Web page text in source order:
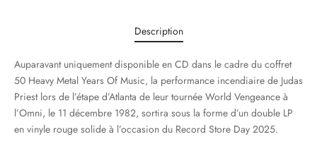
Description
Auparavant uniquement disponible en CD dans le cadre du coffret
50 Heavy Metal Years Of Music, la performance incendiaire de Judas
Priest lors de l’étape d’Atlanta de leur tournée World Vengeance à
l’Omni, le 11 décembre 1982, sortira sous la forme d’un double LP
en vinyle rouge solide à l’occasion du Record Store Day 2025.